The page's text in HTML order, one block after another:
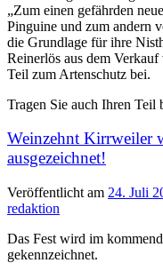
„Zum einen gefährden
Pinguine und zum andern
die Grundlage für ihre
Reinerlös aus dem
Teil zum Artenschutz bei.
Tragen Sie auch Ihren Teil
Weinzehnt Kirrweiler
ausgezeichnet!
Veröffentlicht am 24. Juli
redaktion
Das Fest wird im
gekennzeichnet.